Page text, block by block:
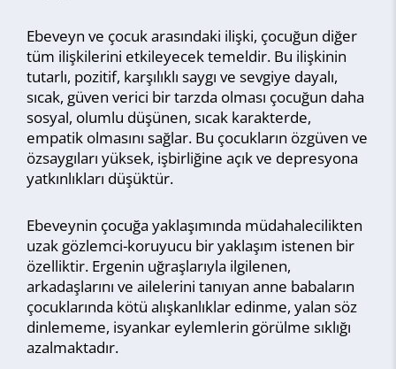
Ebeveyn ve çocuk arasındaki ilişki, çocuğun diğer
tüm ilişkilerini etkileyecek temeldir. Bu ilişkinin
tutarlı, pozitif, karşılıklı saygı ve sevgiye dayalı,
sıcak, güven verici bir tarzda olması çocuğun daha
sosyal, olumlu düşünen, sıcak karakterde,
empatik olmasını sağlar. Bu çocukların özgüven ve
özsaygıları yüksek, işbirliğine açık ve depresyona
yatkınlıkları düşüktür.
Ebeveynin çocuğa yaklaşımında müdahalecilikten
uzak gözlemci-koruyucu bir yaklaşım istenen bir
özelliktir. Ergenin uğraşlarıyla ilgilenen,
arkadaşlarını ve ailelerini tanıyan anne babaların
çocuklarında kötü alışkanlıklar edinme, yalan söz
dinlememe, isyankar eylemlerin görülme sıklığı
azalmaktadır.